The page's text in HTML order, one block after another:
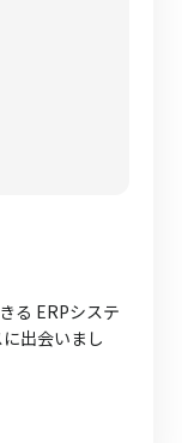
る ERPシステ
出会いまし